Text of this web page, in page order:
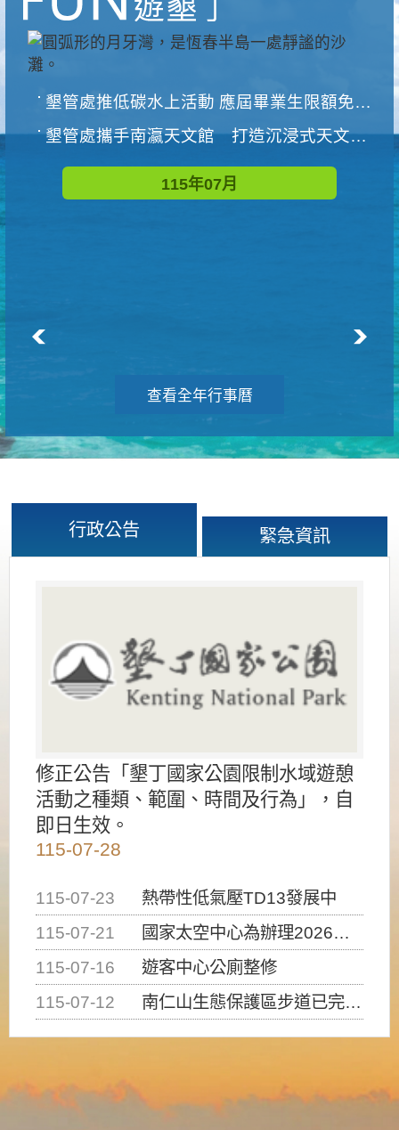
墾管處推低碳水上活動 應屆畢業生限額免費參加
墾管處攜手南瀛天文館 打造沉浸式天文探索營隊
115年07月
查看全年行事曆
行政公告 緊急資訊
修正公告「墾丁國家公園限制水域遊憩
活動之種類、範圍、時間及行為」，自
即日生效。
115-07-28
115-07-23
熱帶性低氣壓TD13發展中
115-07-21
國家太空中心為辦理2026台灣盃火箭競賽，陸、海、空域警戒及協調相關事宜，因颱風備案事宜
115-07-16
遊客中心公廁整修
115-07-12
南仁山生態保護區步道已完成修復，自115年7月13日（星期一）起恢復開放入園，歡迎民眾依規定申請入園....